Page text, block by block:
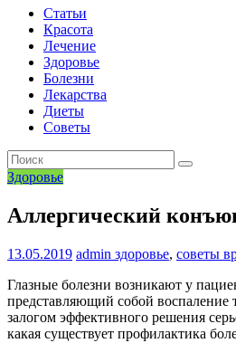
Статьи
Красота
Лечение
Здоровье
Болезни
Лекарства
Диеты
Советы
Здоровье
Аллергический
13.05.2019 admin здоровье, советы
Глазные болезни возникают у
представляющий собой воспаление
залогом эффективного решения
какая существует профилактика